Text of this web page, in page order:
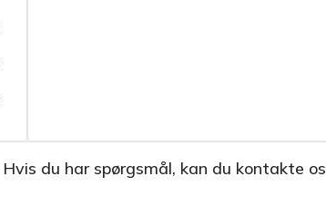
Hvis du har spørgsmål, kan du kontakte os